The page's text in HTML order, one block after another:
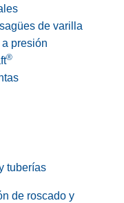
de varilla
presión
®
tuberías
de roscado y